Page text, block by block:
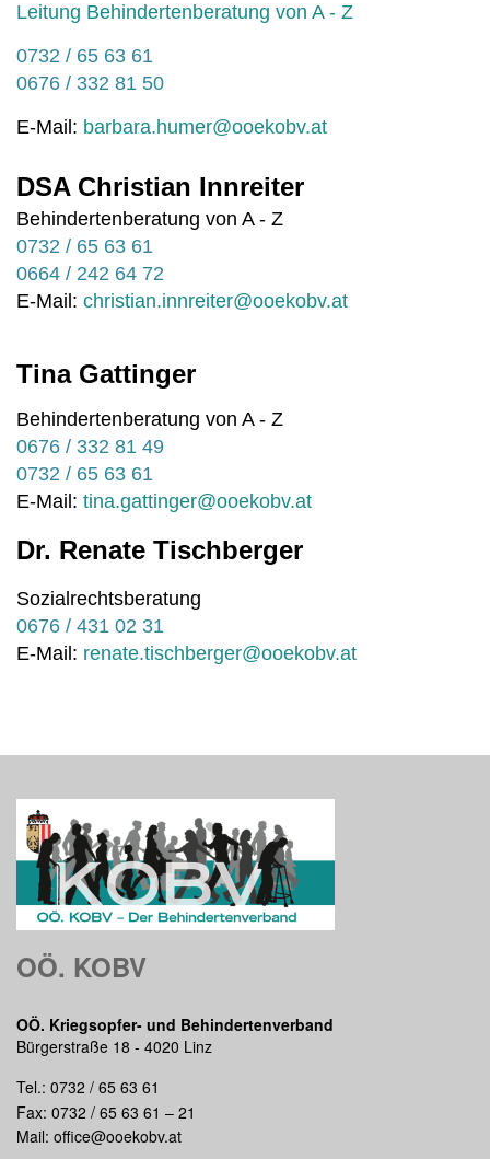
Leitung Behindertenberatung von A - Z
0732 / 65 63 61
0676 / 332 81 50
E-Mail: barbara.humer@ooekobv.at
DSA Christian Innreiter
Behindertenberatung von A - Z
0732 / 65 63 61
0664 / 242 64 72
E-Mail: christian.innreiter@ooekobv.at
Tina Gattinger
Behindertenberatung von A - Z
0676 / 332 81 49
0732 / 65 63 61
E-Mail: tina.gattinger@ooekobv.at
Dr. Renate Tischberger
Sozialrechtsberatung
0676 / 431 02 31
E-Mail: renate.tischberger@ooekobv.at
OÖ. KOBV
OÖ. Kriegsopfer- und Behindertenverband
Bürgerstraße 18 - 4020 Linz
Tel.: 0732 / 65 63 61
Fax: 0732 / 65 63 61 – 21
Mail: office@ooekobv.at